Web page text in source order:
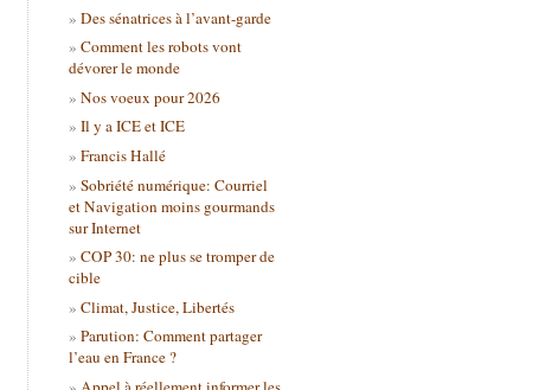
Des sénatrices à l’avant-garde
Comment les robots vont
dévorer le monde
Nos voeux pour 2026
Il y a ICE et ICE
Francis Hallé
Sobriété numérique: Courriel
et Navigation moins gourmands
sur Internet
COP 30: ne plus se tromper de
cible
Climat, Justice, Libertés
Parution: Comment partager
l’eau en France ?